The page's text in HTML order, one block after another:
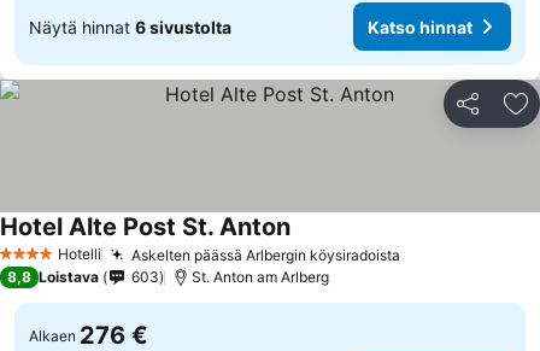
Näytä hinnat 6 sivustolta Katso hinnat
Jaa
4 Tähtiluokitus
Hotelli Askelten päässä Arlbergin köysiradoista
Hotel Alte Post St. AntonKatso hinnat
8,8 Loistava 603 St. Anton am Arlberg
Alkaen 276 €